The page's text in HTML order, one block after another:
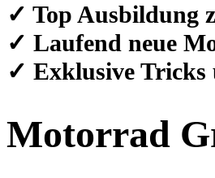
✓ Top Ausbildung
✓ Laufend neue
✓ Exklusive
Motorrad